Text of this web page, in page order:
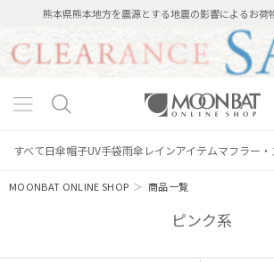
熊本県熊本地方を震源とする地震の影響によるお荷
すべて日傘帽子UV手袋雨傘 レインアイテムマフラー
MOONBAT ONLINE SHOP ＞商品一覧
ピンク系